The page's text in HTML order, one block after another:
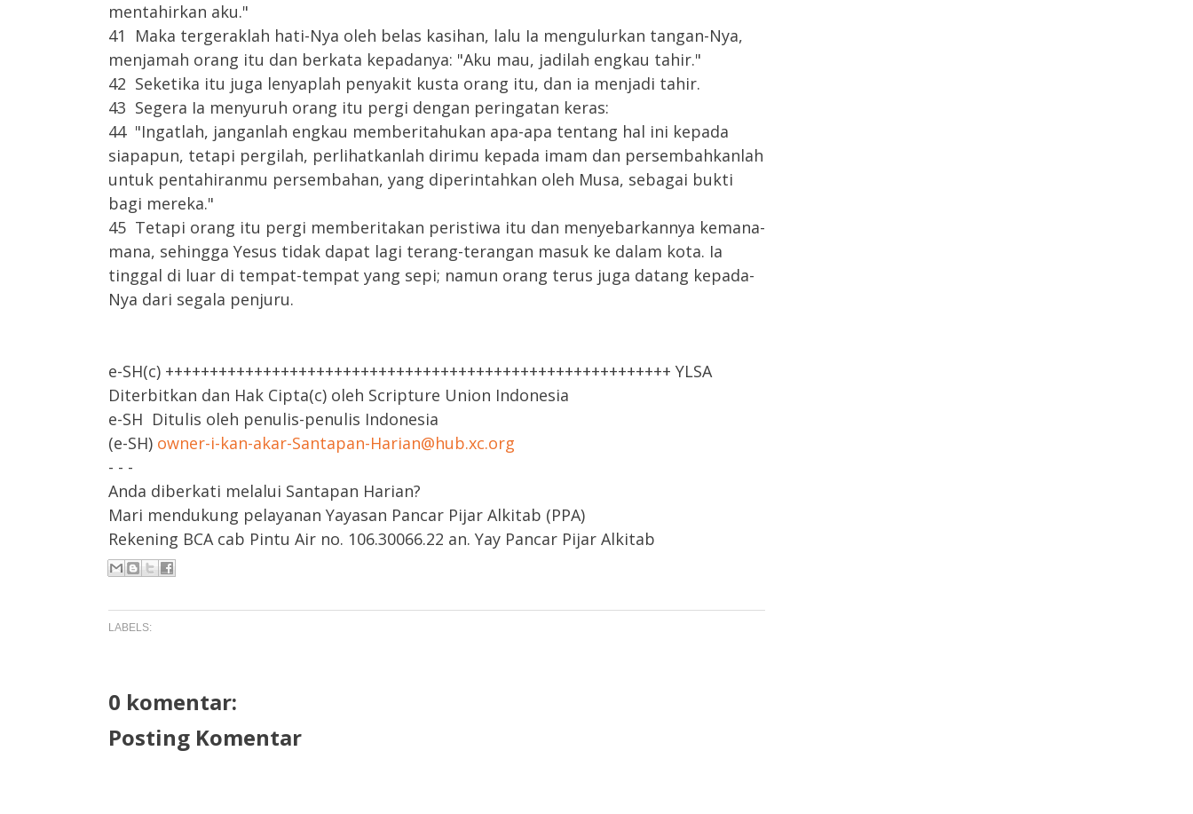
mentahirkan aku."
41 Maka tergeraklah hati-Nya oleh belas kasihan, lalu Ia mengulurkan tangan-Nya,
menjamah orang itu dan berkata kepadanya: "Aku mau, jadilah engkau tahir."
42 Seketika itu juga lenyaplah penyakit kusta orang itu, dan ia menjadi tahir.
43 Segera Ia menyuruh orang itu pergi dengan peringatan keras:
44 "Ingatlah, janganlah engkau memberitahukan apa-apa tentang hal ini kepada
siapapun, tetapi pergilah, perlihatkanlah dirimu kepada imam dan persembahkanlah
untuk pentahiranmu persembahan, yang diperintahkan oleh Musa, sebagai bukti
bagi mereka."
45 Tetapi orang itu pergi memberitakan peristiwa itu dan menyebarkannya kemana-
mana, sehingga Yesus tidak dapat lagi terang-terangan masuk ke dalam kota. Ia
tinggal di luar di tempat-tempat yang sepi; namun orang terus juga datang kepada-
Nya dari segala penjuru.
e-SH(c) +++++++++++++++++++++++++++++++++++++++++++++++++++++++++ YLSA
Diterbitkan dan Hak Cipta(c) oleh Scripture Union Indonesia
e-SH Ditulis oleh penulis-penulis Indonesia
(e-SH) owner-i-kan-akar-Santapan-Harian@hub.xc.org
- - -
Anda diberkati melalui Santapan Harian?
Mari mendukung pelayanan Yayasan Pancar Pijar Alkitab (PPA)
Rekening BCA cab Pintu Air no. 106.30066.22 an. Yay Pancar Pijar Alkitab
LABELS:
0 komentar:
Posting Komentar